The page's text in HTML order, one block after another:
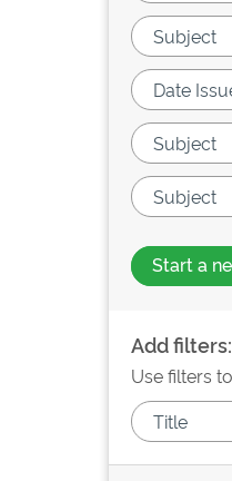
Start a
Add filters:
Use filters